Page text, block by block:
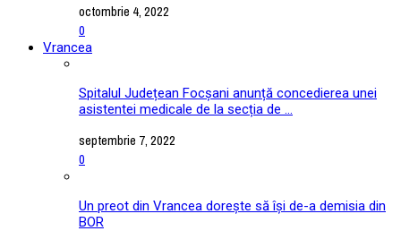
octombrie 4, 2022
0
Vrancea
Spitalul Județean Focșani anunță concedierea unei
asistentei medicale de la secția de ...
septembrie 7, 2022
0
Un preot din Vrancea dorește să își de-a demisia din
BOR